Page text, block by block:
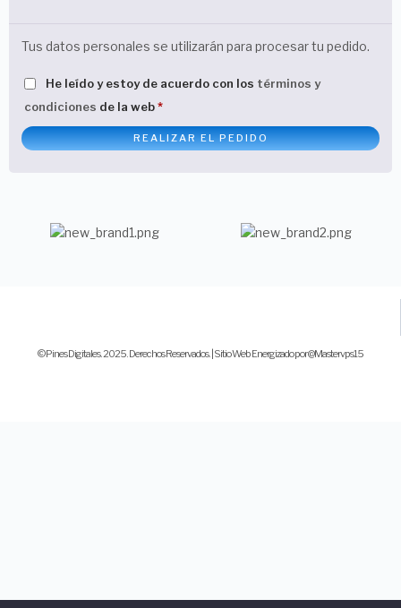
Tus datos personales se utilizarán para procesar tu pedido.
He leído y estoy de acuerdo con los términos y
condiciones de la web*
REALIZAR EL PEDIDO
© Pines Digitales. 2025. Derechos Reservados. | Sitio Web Energizado por @Mastervps15